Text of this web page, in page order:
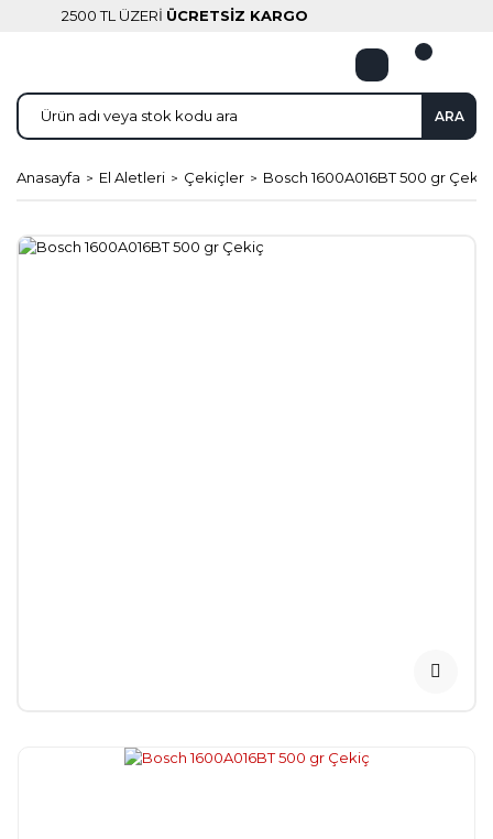
2500 TL ÜZERİ ÜCRETSİZ KARGO
ARA
Anasayfa El Aletleri Çekiçler Bosch 1600A016BT 500 gr Çekiç